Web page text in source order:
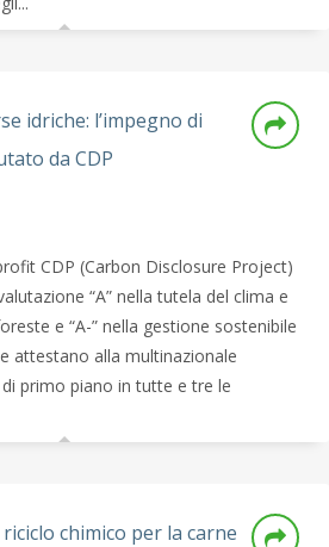
idriche: l’impegno di
da CDP
CDP (Carbon Disclosure Project)
“A” nella tutela del clima e
e “A-” nella gestione sostenibile
attestano alla multinazionale
primo piano in tutte e tre le
chimico per la carne